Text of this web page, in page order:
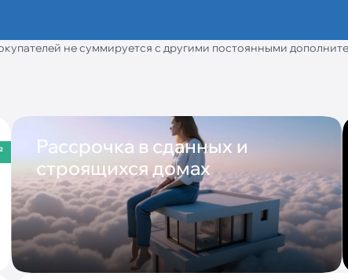
не суммируется с другими постоянными
Рассрочка в сданных и
строящихся домах